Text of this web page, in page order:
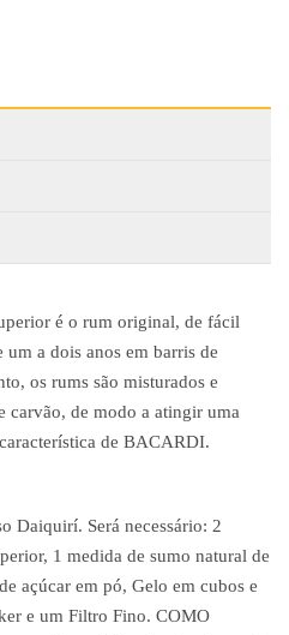
é o rum original, de fácil
a dois anos em barris de
os rums são misturados e
carvão, de modo a atingir uma
de BACARDI.
Daiquirí. Será necessário: 2
1 medida de sumo natural de
açúcar em pó, Gelo em cubos e
e um Filtro Fino. COMO